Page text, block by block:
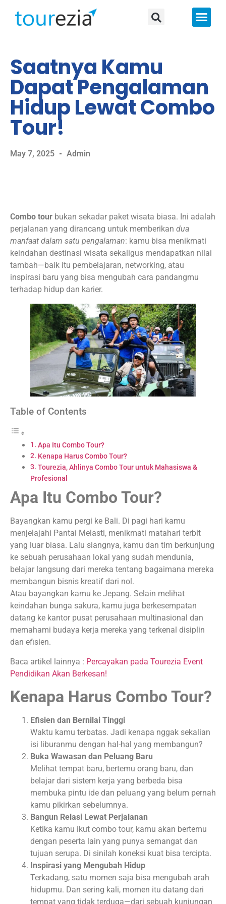
Saatnya Kamu
Dapat Pengalaman
Hidup Lewat Combo
Tour!
May 7, 2025 Admin
Combo tour bukan sekadar paket wisata biasa. Ini adalah
perjalanan yang dirancang untuk memberikan dua
manfaat dalam satu pengalaman: kamu bisa menikmati
keindahan destinasi wisata sekaligus mendapatkan nilai
tambah—baik itu pembelajaran, networking, atau
inspirasi baru yang bisa mengubah cara pandangmu
terhadap hidup dan karier.
Table of Contents
Apa Itu Combo Tour?
Kenapa Harus Combo Tour?
Tourezia, Ahlinya Combo Tour untuk Mahasiswa &
Profesional
Apa Itu Combo Tour?
Bayangkan kamu pergi ke Bali. Di pagi hari kamu
menjelajahi Pantai Melasti, menikmati matahari terbit
yang luar biasa. Lalu siangnya, kamu dan tim berkunjung
ke sebuah perusahaan lokal yang sudah mendunia,
belajar langsung dari mereka tentang bagaimana mereka
membangun bisnis kreatif dari nol.
Atau bayangkan kamu ke Jepang. Selain melihat
keindahan bunga sakura, kamu juga berkesempatan
datang ke kantor pusat perusahaan multinasional dan
memahami budaya kerja mereka yang terkenal disiplin
dan efisien.
Baca artikel lainnya : Percayakan pada Tourezia Event
Pendidikan Akan Berkesan!
Kenapa Harus Combo Tour?
Efisien dan Bernilai Tinggi
Waktu kamu terbatas. Jadi kenapa nggak sekalian
isi liburanmu dengan hal-hal yang membangun?
Buka Wawasan dan Peluang Baru
Melihat tempat baru, bertemu orang baru, dan
belajar dari sistem kerja yang berbeda bisa
membuka pintu ide dan peluang yang belum pernah
kamu pikirkan sebelumnya.
Bangun Relasi Lewat Perjalanan
Ketika kamu ikut combo tour, kamu akan bertemu
dengan peserta lain yang punya semangat dan
tujuan serupa. Di sinilah koneksi kuat bisa tercipta.
Inspirasi yang Mengubah Hidup
Terkadang, satu momen saja bisa mengubah arah
hidupmu. Dan sering kali, momen itu datang dari
tempat yang tidak terduga—dari sebuah kunjungan